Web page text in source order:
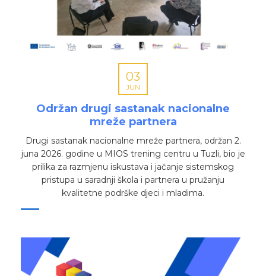
03
JUN
Održan drugi sastanak nacionalne
mreže partnera
Drugi sastanak nacionalne mreže partnera, održan 2.
juna 2026. godine u MIOS trening centru u Tuzli, bio je
prilika za razmjenu iskustava i jačanje sistemskog
pristupa u saradnji škola i partnera u pružanju
kvalitetne podrške djeci i mladima.